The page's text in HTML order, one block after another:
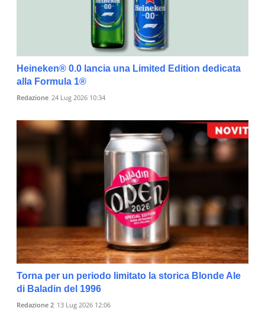
Heineken® 0.0 lancia una Limited Edition dedicata
alla Formula 1®
Redazione 24 Lug 2026 10:34
Torna per un periodo limitato la storica Blonde Ale
di Baladin del 1996
Redazione 2 13 Lug 2026 12:06